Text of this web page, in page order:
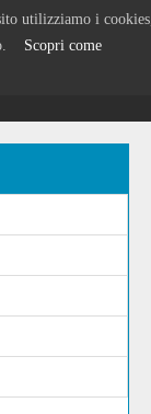
utilizziamo i
Scopri come